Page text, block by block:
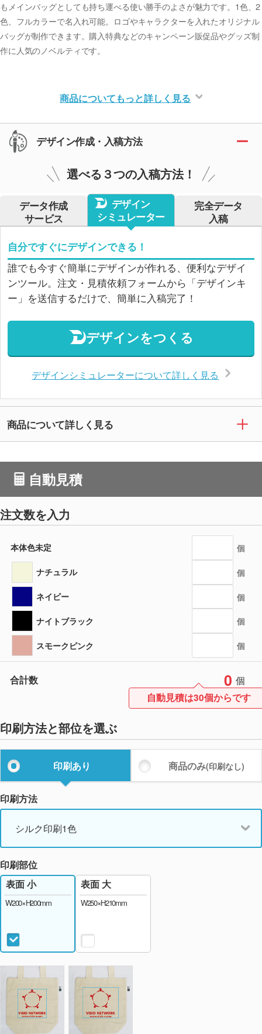
もメインバッグとしても持ち運べる使い勝手のよさが魅力です。1色、2
色、フルカラーで名入れ可能。ロゴやキャラクターを入れたオリジナル
バッグが制作できます。購入特典などのキャンペーン販促品やグッズ制
作に人気のノベルティです。
商品についてもっと詳しく見る
デザイン作成・入稿方法
選べる３つの入稿方法！
データ作成
サービス
デザイン
シミュレーター
完全データ
入稿
自分ですぐにデザインできる！
誰でも今すぐ簡単にデザインが作れる、便利なデザイ
ンツール。注文・見積依頼フォームから「デザインキ
ー」を送信するだけで、簡単に入稿完了！
デザインをつくる
デザインシミュレーターについて詳しく見る
商品について詳しく見る
自動見積
注文数を入力
本体色未定 個
ナチュラル 個
ネイビー 個
ナイトブラック 個
スモークピンク 個
合計数 0 個
自動見積は30個からです
印刷方法と部位を選ぶ
印刷あり 商品のみ(印刷なし)
印刷方法
シルク印刷1色
印刷部位
表面 小
W200×H200mm
表面 大
W250×H210mm